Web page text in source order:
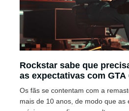
Rockstar sabe que
as expectativas com GTA
Os fãs se contentam com a
mais de 10 anos, de modo que as